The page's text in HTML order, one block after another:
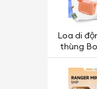
Loa di
thùng